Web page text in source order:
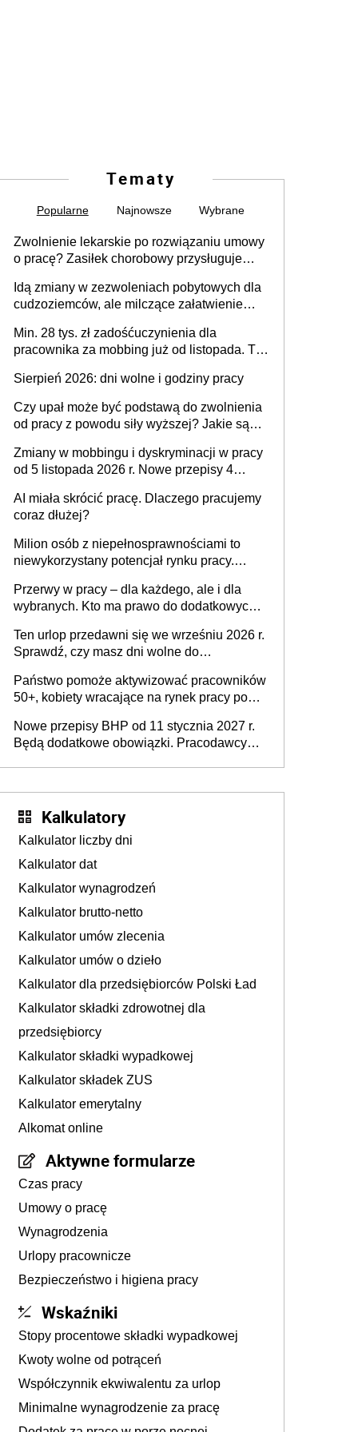
Tematy
Popularne Najnowsze Wybrane
Zwolnienie lekarskie po rozwiązaniu umowy
o pracę? Zasiłek chorobowy przysługuje
dni od ustania stosunku pracy
Idą zmiany w zezwoleniach pobytowych dla
cudzoziemców, ale milczące załatwienie
Min. 28 tys. zł zadośćuczynienia dla
pracownika za mobbing już od listopada. To
zespołu
Sierpień 2026: dni wolne i godziny pracy
Czy upał może być podstawą do zwolnienia
od pracy z powodu siły wyższej? Jakie są
Zmiany w mobbingu i dyskryminacji w pracy
od 5 listopada 2026 r. Nowe przepisy 4
Ustaw
AI miała skrócić pracę. Dlaczego pracujemy
coraz dłużej?
Milion osób z niepełnosprawnościami to
niewykorzystany potencjał rynku pracy.
dofinansowań czy refundacji, ale bariery po
stronie systemu i świadomości
pracodawców [WYWIAD]
Przerwy w pracy – dla każdego, ale i dla
wybranych. Kto ma prawo do dodatkowych
Ten urlop przedawni się we wrześniu 2026 r.
Sprawdź, czy masz dni wolne do
Państwo pomoże aktywizować pracowników
50+, kobiety wracające na rynek pracy po
osoby neuroatypowe. Powstanie Fundusz
na rzecz Inkluzywności w Zatrudnianiu?
Nowe przepisy BHP od 11 stycznia 2027 r.
Będą dodatkowe obowiązki. Pracodawcy
Kalkulatory
Kalkulator liczby dni
Kalkulator dat
Kalkulator wynagrodzeń
Kalkulator brutto-netto
Kalkulator umów zlecenia
Kalkulator umów o dzieło
Kalkulator dla przedsiębiorców Polski Ład
Kalkulator składki zdrowotnej dla
przedsiębiorcy
Kalkulator składki wypadkowej
Kalkulator składek ZUS
Kalkulator emerytalny
Alkomat online
Aktywne formularze
Czas pracy
Umowy o pracę
Wynagrodzenia
Urlopy pracownicze
Bezpieczeństwo i higiena pracy
Wskaźniki
Stopy procentowe składki wypadkowej
Kwoty wolne od potrąceń
Współczynnik ekwiwalentu za urlop
Minimalne wynagrodzenie za pracę